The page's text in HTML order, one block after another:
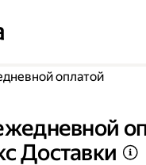
оплатой
Доставки